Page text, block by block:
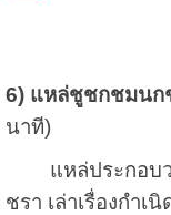
6) แหล่ชูชกชมนก
นาที)
แหล่ประกอบวง
ชรา เล่าเรื่องกำ